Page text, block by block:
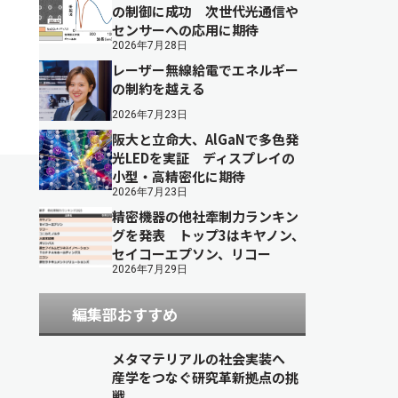
の制御に成功 次世代光通信や
センサーへの応用に期待
2026年7月28日
レーザー無線給電でエネルギー
の制約を越える
2026年7月23日
阪大と立命大、AlGaNで多色発
光LEDを実証 ディスプレイの
小型・高精密化に期待
2026年7月23日
精密機器の他社牽制力ランキン
グを発表 トップ3はキヤノン、
セイコーエプソン、リコー
2026年7月29日
編集部おすすめ
メタマテリアルの社会実装へ
産学をつなぐ研究革新拠点の挑